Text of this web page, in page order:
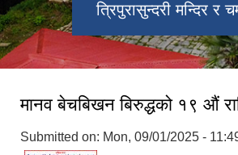
त्रिपुरासुन्दरी मन्दिर र
चरिकोट
मानव बेचबिखन बिरुद्धको १९ औं
Submitted on: Mon, 09/01/2025 -